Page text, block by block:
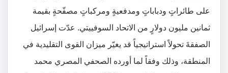
على طائراتٍ ودباباتٍ ومدفعيةٍ ومركباتٍ مصفّحةٍ بقيمة
ثمانين مليون دولارٍ من الاتحاد السوفييتي. عدّت إسرائيل
الصفقةَ تحولاً استراتيجياً قد يغيّر ميزان القوى التقليدية في
المنطقة، وذلك وفقاً لما أورده الصحفي المصري محمد